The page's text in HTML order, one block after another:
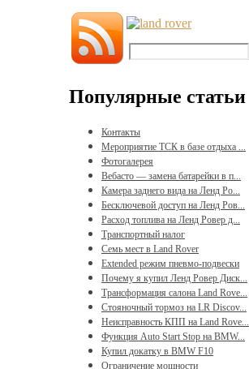
Популярные статьи
Контакты
Мероприятие ТСК в базе отдыха ...
Фотогалерея
Вебасто — замена батарейки в п...
Камера заднего вида на Ленд Ро...
Бесключевой доступ на Ленд Ров...
Расход топлива на Ленд Ровер д...
Транспортный налог
Семь мест в Land Rover
Extended режим пневмо-подвески
Почему я купил Ленд Ровер Диск...
Трансформация салона Land Rove...
Стояночный тормоз на LR Discov...
Неисправность КПП на Land Rove...
Функция Auto Start Stop на BMW...
Купил докатку в BMW F10
Ограничение мощности